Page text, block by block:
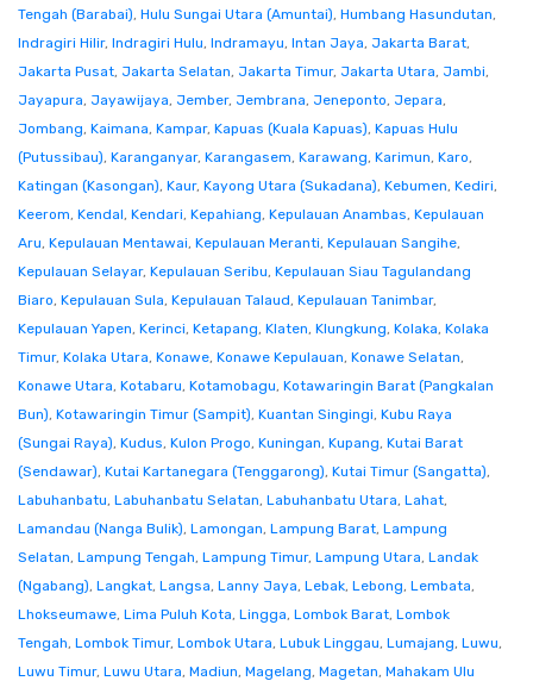
Tengah (Barabai), Hulu Sungai Utara (Amuntai), Humbang Hasundutan,
Indragiri Hilir, Indragiri Hulu, Indramayu, Intan Jaya, Jakarta Barat,
Jakarta Pusat, Jakarta Selatan, Jakarta Timur, Jakarta Utara, Jambi,
Jayapura, Jayawijaya, Jember, Jembrana, Jeneponto, Jepara,
Jombang, Kaimana, Kampar, Kapuas (Kuala Kapuas), Kapuas Hulu
(Putussibau), Karanganyar, Karangasem, Karawang, Karimun, Karo,
Katingan (Kasongan), Kaur, Kayong Utara (Sukadana), Kebumen, Kediri,
Keerom, Kendal, Kendari, Kepahiang, Kepulauan Anambas, Kepulauan
Aru, Kepulauan Mentawai, Kepulauan Meranti, Kepulauan Sangihe,
Kepulauan Selayar, Kepulauan Seribu, Kepulauan Siau Tagulandang
Biaro, Kepulauan Sula, Kepulauan Talaud, Kepulauan Tanimbar,
Kepulauan Yapen, Kerinci, Ketapang, Klaten, Klungkung, Kolaka, Kolaka
Timur, Kolaka Utara, Konawe, Konawe Kepulauan, Konawe Selatan,
Konawe Utara, Kotabaru, Kotamobagu, Kotawaringin Barat (Pangkalan
Bun), Kotawaringin Timur (Sampit), Kuantan Singingi, Kubu Raya
(Sungai Raya), Kudus, Kulon Progo, Kuningan, Kupang, Kutai Barat
(Sendawar), Kutai Kartanegara (Tenggarong), Kutai Timur (Sangatta),
Labuhanbatu, Labuhanbatu Selatan, Labuhanbatu Utara, Lahat,
Lamandau (Nanga Bulik), Lamongan, Lampung Barat, Lampung
Selatan, Lampung Tengah, Lampung Timur, Lampung Utara, Landak
(Ngabang), Langkat, Langsa, Lanny Jaya, Lebak, Lebong, Lembata,
Lhokseumawe, Lima Puluh Kota, Lingga, Lombok Barat, Lombok
Tengah, Lombok Timur, Lombok Utara, Lubuk Linggau, Lumajang, Luwu,
Luwu Timur, Luwu Utara, Madiun, Magelang, Magetan, Mahakam Ulu